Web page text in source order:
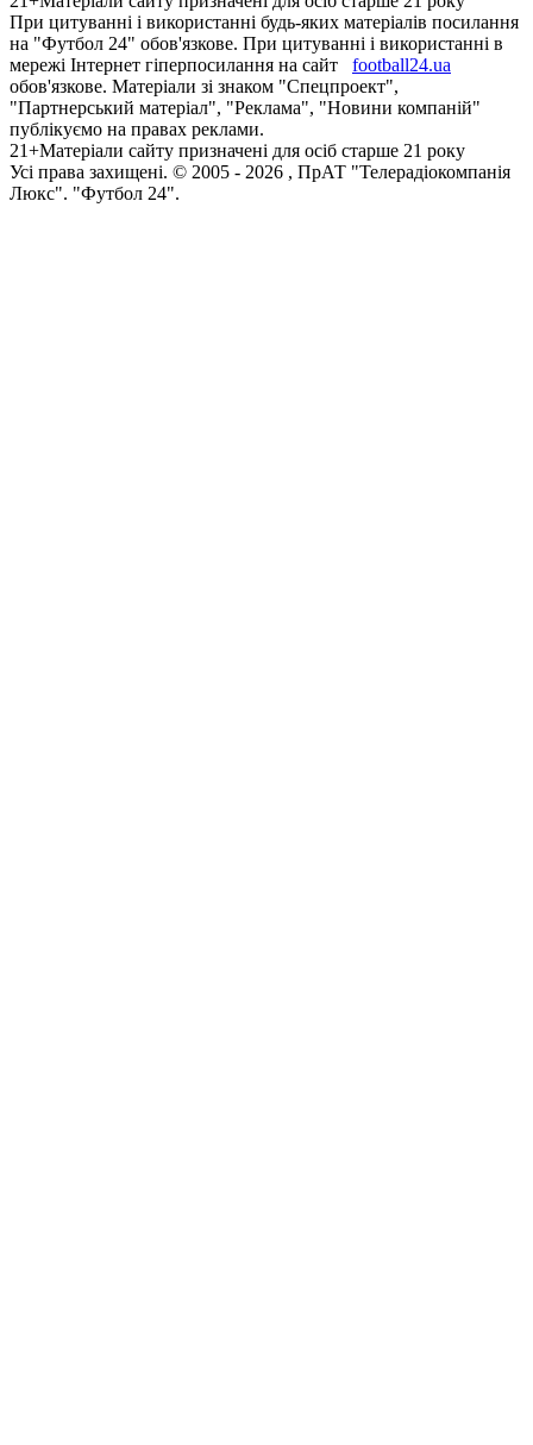
При цитуванні і використанні будь-яких матеріалів посилання
на "Футбол 24" обов'язкове. При цитуванні і використанні в
мережі Інтернет гіперпосилання на сайт
football24.ua
обов'язкове. Матеріали зі знаком "Спецпроект",
"Партнерський матеріал", "Реклама", "Новини компаній"
публікуємо на правах реклами.
21+Матеріали сайту призначені для осіб старше 21 року
Усi права захищенi. © 2005 - 2026 , ПрАТ "Телерадіокомпанія
Люкс". "Футбол 24".